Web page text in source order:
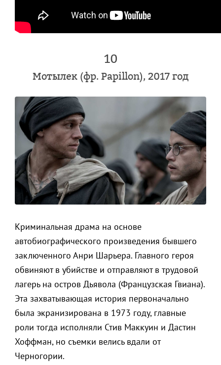
10
Мотылек (фр. Papillon), 2017 год
Криминальная драма на основе
автобиографического произведения бывшего
заключенного Анри Шарьера. Главного героя
обвиняют в убийстве и отправляют в трудовой
лагерь на остров Дьявола (Французская Гвиана).
Эта захватывающая история первоначально
была экранизирована в 1973 году, главные
роли тогда исполняли Стив Маккуин и Дастин
Хоффман, но съемки велись вдали от
Черногории.